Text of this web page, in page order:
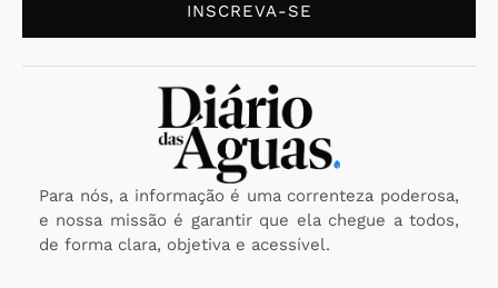
INSCREVA-SE
Para nós, a informação é uma correnteza poderosa,
e nossa missão é garantir que ela chegue a todos,
de forma clara, objetiva e acessível.